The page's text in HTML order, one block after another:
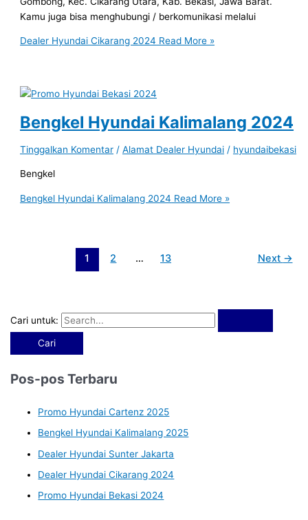
Cari untuk:
Pos-pos Terbaru
Promo Hyundai Cartenz 2025
Bengkel Hyundai Kalimalang 2025
Dealer Hyundai Sunter Jakarta
Dealer Hyundai Cikarang 2024
Promo Hyundai Bekasi 2024
Kamu juga bisa menghubungi / berkomunikasi melalui
Dealer Hyundai Cikarang 2024 Read More »
Bengkel Hyundai Kalimalang 2024
Tinggalkan Komentar /Alamat Dealer Hyundai / hyundaibekasi
Bengkel
Bengkel Hyundai Kalimalang 2024 Read More »
1 2 … 13 Next →